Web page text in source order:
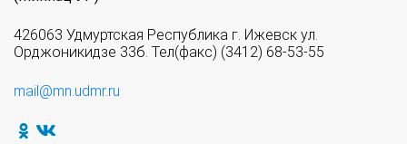
426063 Удмуртская Республика г. Ижевск ул.
Орджоникидзе 33б. Тел(факс) (3412) 68-53-55
mail@mn.udmr.ru